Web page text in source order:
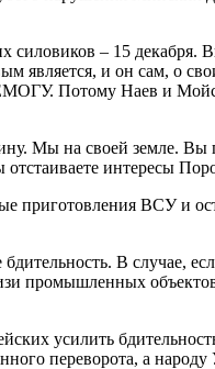
– 15
является, и он сам, о
Потому Наев и
Мы на своей земле.
интересы
ВСУ и
В случае,
промышленных
усилить
переворота, а